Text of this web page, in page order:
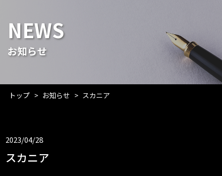
NEWS
お知らせ
トップ お知らせ スカニア
2023/04/28
スカニア